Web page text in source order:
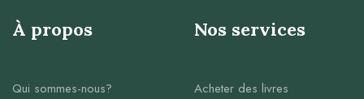
À propos
Qui sommes-nous?
Nos services
Acheter des livres